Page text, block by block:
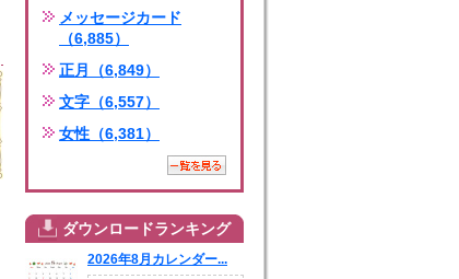
メッセージカード
（6,885）
正月（6,849）
文字（6,557）
女性（6,381）
ダウンロードランキング
2026年8月カレンダー...